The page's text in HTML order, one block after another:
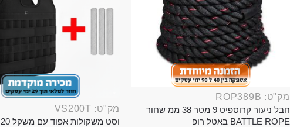
מק"ט: ROP389B
חבל ניעור קרוספיט 9 מטר 38 ממ שחור
BATTLE ROPE באטל רופ
מק"ט: VS200T